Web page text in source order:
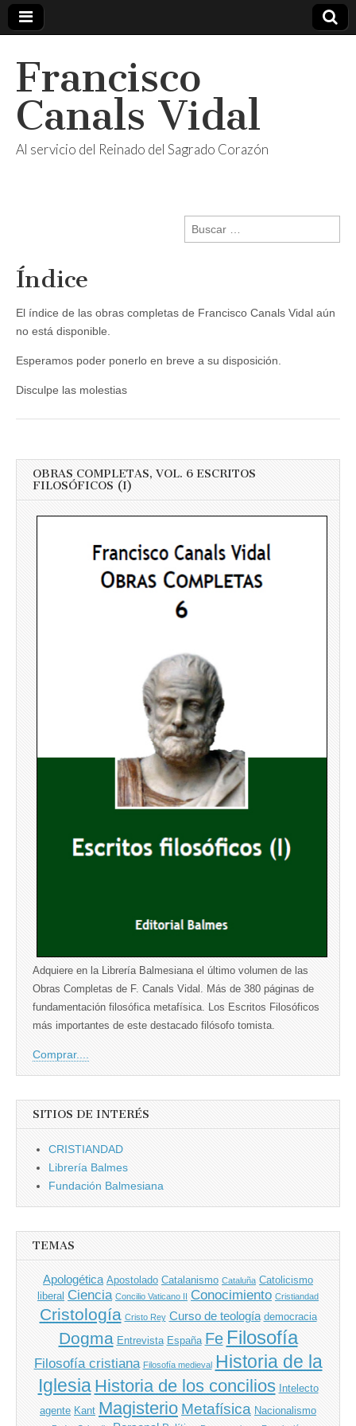
Francisco
Canals Vidal
Al servicio del Reinado del Sagrado Corazón
Buscar:
Índice
El índice de las obras completas de Francisco Canals Vidal aún
no está disponible.
Esperamos poder ponerlo en breve a su disposición.
Disculpe las molestias
OBRAS COMPLETAS, VOL. 6 ESCRITOS
FILOSÓFICOS (I)
Adquiere en la Librería Balmesiana el último volumen de las
Obras Completas de F. Canals Vidal. Más de 380 páginas de
fundamentación filosófica metafísica. Los Escritos Filosóficos
más importantes de este destacado filósofo tomista.
Comprar....
SITIOS DE INTERÉS
CRISTIANDAD
Librería Balmes
Fundación Balmesiana
TEMAS
Apologética Apostolado Catalanismo Cataluña Catolicismo
liberal Ciencia Concilio Vaticano II Conocimiento Cristiandad
Cristología Cristo Rey Curso de teología democracia
Dogma Entrevista España Fe Filosofía
Filosofía cristiana Filosofía medieval Historia de la
Iglesia Historia de los concilios Intelecto
agente Kant Magisterio Metafísica Nacionalismo